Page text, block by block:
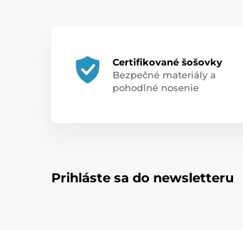
Certifikované šošovky
Bezpečné materiály a
pohodlné nosenie
Prihláste sa do newsletteru